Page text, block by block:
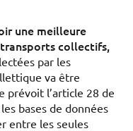
une meilleure
collectifs,
par les
va être
prévoit l’article 28 de
bases de données
entre les seules